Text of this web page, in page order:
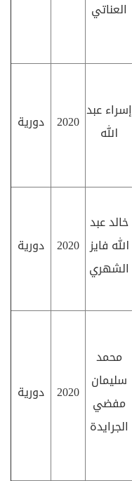
العناتي
إسراء عبد
الله
2020 دورية
خالد عبد
الله فايز
الشهري
2020 دورية
محمد
سليمان
مفضي
الجرايدة
2020 دورية